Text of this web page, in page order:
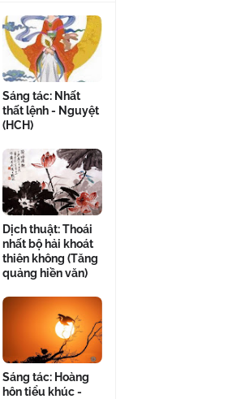
Sáng tác: Nhất
thất lệnh - Nguyệt
(HCH)
Dịch thuật: Thoái
nhất bộ hải khoát
thiên không (Tăng
quảng hiền văn)
Sáng tác: Hoàng
hôn tiểu khúc -